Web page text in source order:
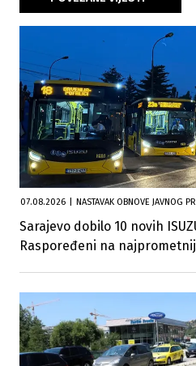
07.08.2026 NASTAVAK OBNOVE JAVNOG
Sarajevo dobilo 10 novih
Raspoređeni na